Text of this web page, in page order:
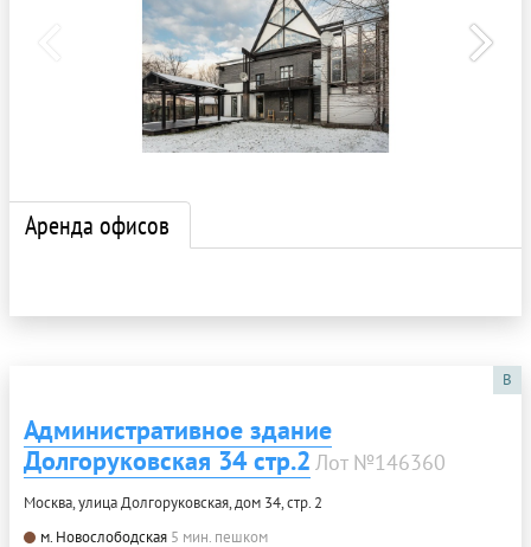
Аренда офисов
B
Административное здание
Долгоруковская 34 стр.2 Лот №146360
Москва, улица Долгоруковская, дом 34, стр. 2
м. Новослободская 5 мин. пешком